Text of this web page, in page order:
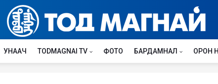
УНААЧ TODMAGNAI TV ФОТО БАРДАМНАЛ ОРОН